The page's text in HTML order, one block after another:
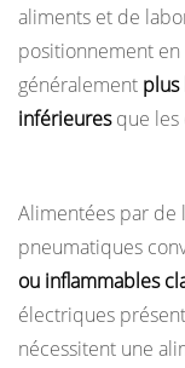
durée
de
vie
typique
élévatrice
?
13.3
Ai-
je
aliments et de
positionnement
généralement plus
inférieuresque
Alimentées par de
pneumatiques
ou inflammables
électriques
nécessitent une